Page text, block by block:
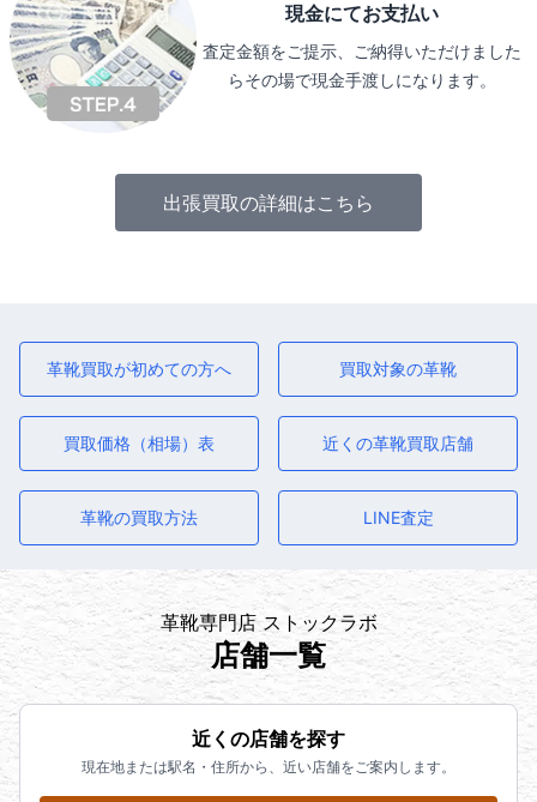
現金にてお支払い
査定金額をご提示、ご納得いただけました
らその場で現金手渡しになります。
出張買取の詳細はこちら
革靴買取が初めての方へ 買取対象の革靴
買取価格（相場）表 近くの革靴買取店舗
革靴の買取方法 LINE査定
革靴専門店 ストックラボ
店舗一覧
近くの店舗を探す
現在地または駅名・住所から、近い店舗をご案内します。